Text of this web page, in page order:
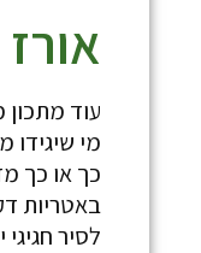
עוד מתכון
מי
כך או כך
באטריות
לסיר